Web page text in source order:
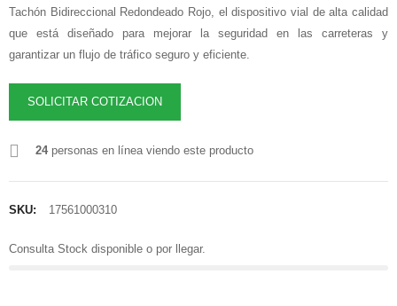
Tachón Bidireccional Redondeado Rojo, el dispositivo vial de alta calidad
que está diseñado para mejorar la seguridad en las carreteras y
garantizar un flujo de tráfico seguro y eficiente.
SOLICITAR COTIZACION
24personas en línea viendo este producto
SKU: 17561000310
Consulta Stock disponible o por llegar.